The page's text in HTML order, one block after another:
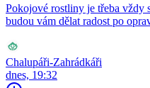
Pokojové rostliny je třeba vždy
budou vám dělat radost po
Chalupáři-Zahrádkáři
dnes, 19:32